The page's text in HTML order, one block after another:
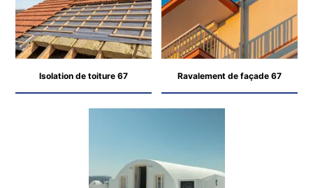
Isolation de toiture 67 Ravalement de façade 67